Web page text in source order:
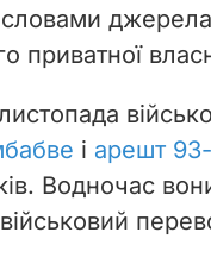
приватної
і арешт
Водночас